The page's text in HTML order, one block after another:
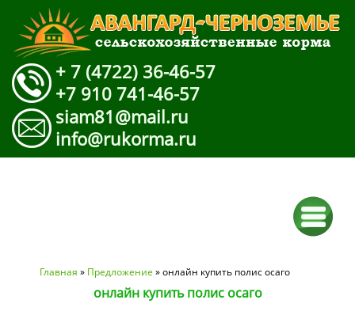
+ 7 (4722) 36-46-57
+7 910 741-46-57
siam81@mail.ru
info@rukorma.ru
Вы здесь
Главная » Предложение » онлайн купить полис осаго
онлайн купить полис осаго